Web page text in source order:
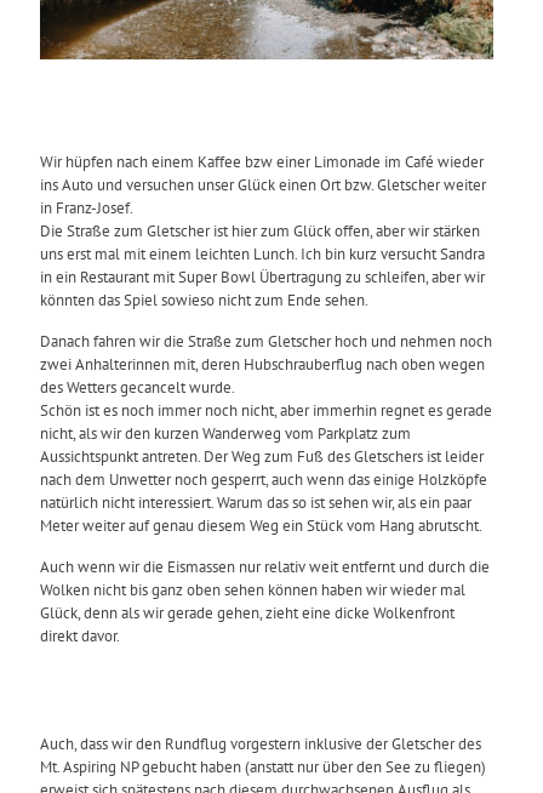
Wir hüpfen nach einem Kaffee bzw einer Limonade im Café wieder
ins Auto und versuchen unser Glück einen Ort bzw. Gletscher weiter
in Franz-Josef.
Die Straße zum Gletscher ist hier zum Glück offen, aber wir stärken
uns erst mal mit einem leichten Lunch. Ich bin kurz versucht Sandra
in ein Restaurant mit Super Bowl Übertragung zu schleifen, aber wir
könnten das Spiel sowieso nicht zum Ende sehen.
Danach fahren wir die Straße zum Gletscher hoch und nehmen noch
zwei Anhalterinnen mit, deren Hubschrauberflug nach oben wegen
des Wetters gecancelt wurde.
Schön ist es noch immer noch nicht, aber immerhin regnet es gerade
nicht, als wir den kurzen Wanderweg vom Parkplatz zum
Aussichtspunkt antreten. Der Weg zum Fuß des Gletschers ist leider
nach dem Unwetter noch gesperrt, auch wenn das einige Holzköpfe
natürlich nicht interessiert. Warum das so ist sehen wir, als ein paar
Meter weiter auf genau diesem Weg ein Stück vom Hang abrutscht.
Auch wenn wir die Eismassen nur relativ weit entfernt und durch die
Wolken nicht bis ganz oben sehen können haben wir wieder mal
Glück, denn als wir gerade gehen, zieht eine dicke Wolkenfront
direkt davor.
Auch, dass wir den Rundflug vorgestern inklusive der Gletscher des
Mt. Aspiring NP gebucht haben (anstatt nur über den See zu fliegen)